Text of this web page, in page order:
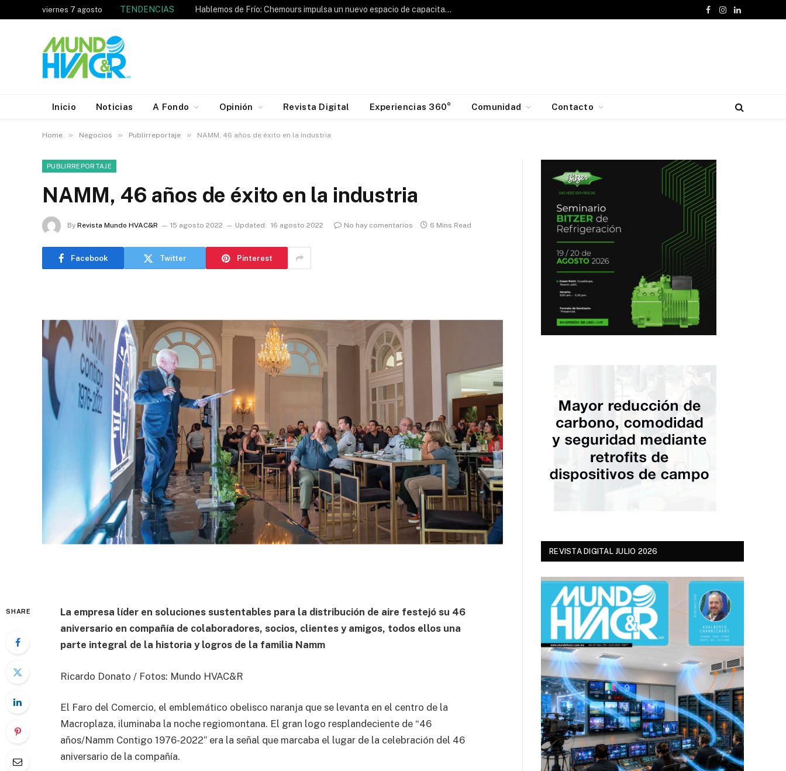
viernes 7 agosto TENDENCIAS Hablemos de Frío: Chemours impulsa un nuevo espacio de capacitación para la industria HVAC&R
Facebook
Instagram
LinkedIn
Inicio Noticias A Fondo Opinión Revista Digital Experiencias 360° Comunidad Contacto
Home » Negocios » Publirreportaje » NAMM, 46 años de éxito en la industria
PUBLIRREPORTAJE
NAMM, 46 años de éxito en la industria
By Revista Mundo HVAC&R 15 agosto 2022 Updated: 16 agosto 2022 No hay comentarios 6 Mins Read
Facebook Twitter Pinterest
SHARE
La empresa líder en soluciones sustentables para la distribución de aire festejó su 46
aniversario en compañía de colaboradores, socios, clientes y amigos, todos ellos una
parte integral de la historia y logros de la familia Namm
Ricardo Donato / Fotos: Mundo HVAC&R
El Faro del Comercio, el emblemático obelisco naranja que se levanta en el centro de la
Macroplaza, iluminaba la noche regiomontana. El gran logo resplandeciente de “46
años/Namm Contigo 1976-2022” era la señal que marcaba el lugar de la celebración del 46
aniversario de la compañía.
REVISTA DIGITAL JULIO 2026